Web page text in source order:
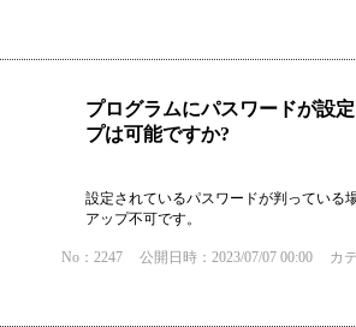
プログラムにパスワードが設
プは可能ですか?
設定されているパスワードが判っている
アップ不可です。
No：2247 公開日時：2023/07/07 00:00 カ